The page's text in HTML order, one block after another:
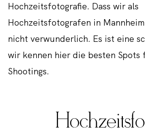
Hochzeitsfotografie. Dass wir als
Hochzeitsfotografen in
nicht verwunderlich. Es ist eine
wir kennen hier die besten Spots
Shootings.